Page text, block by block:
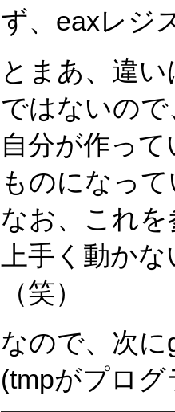
ず、eaxレジ
とまあ、違
ではないので
自分が作っ
ものになっ
なお、これ
上手く動か
（笑）
なので、次
(tmpがプログ